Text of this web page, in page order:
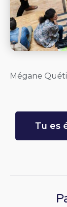
Mégane
Tu es